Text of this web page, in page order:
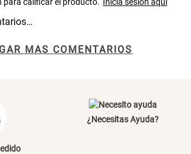
MAS COMENTARIOS
¿Necesitas Ayuda?